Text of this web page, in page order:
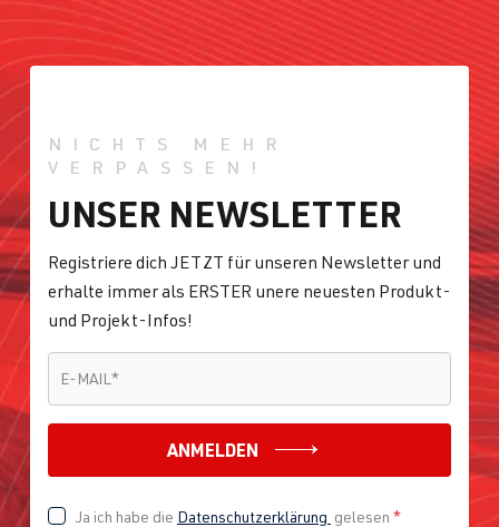
NICHTS MEHR
VERPASSEN!
UNSER NEWSLETTER
Registriere dich JETZT für unseren Newsletter und
erhalte immer als ERSTER unere neuesten Produkt-
und Projekt-Infos!
E-MAIL *
ANMELDEN
Ja ich habe die Datenschutzerklärung gelesen *